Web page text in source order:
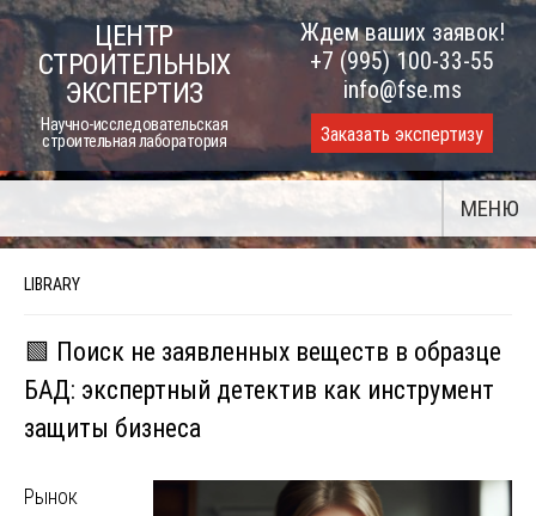
Skip
to
content
ЦЕНТР
СТРОИТЕЛЬНЫХ
ЭКСПЕРТИЗ
Научно-исследовательская
строительная лаборатория
Ждем ваших заявок!
+7 (995) 100-33-55
info@fse.ms
Заказать экспертизу
МЕНЮ
LIBRARY
🟩 Поиск не заявленных веществ в образце
БАД: экспертный детектив как инструмент
защиты бизнеса
Рынок